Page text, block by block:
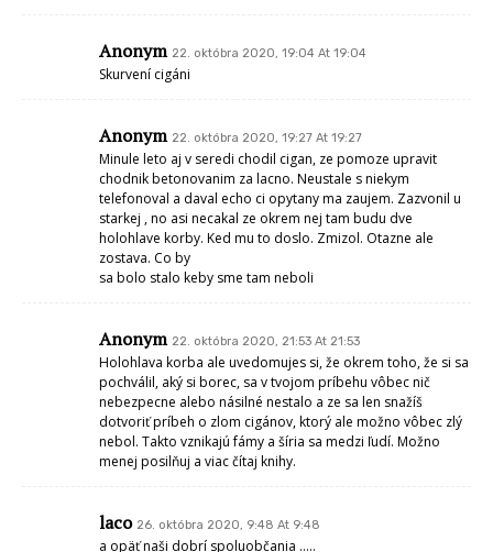
Anonym 22. októbra 2020, 19:04 At 19:04
Skurvení cigáni
Anonym 22. októbra 2020, 19:27 At 19:27
Minule leto aj v seredi chodil cigan, ze pomoze upravit
chodnik betonovanim za lacno. Neustale s niekym
telefonoval a daval echo ci opytany ma zaujem. Zazvonil u
starkej , no asi necakal ze okrem nej tam budu dve
holohlave korby. Ked mu to doslo. Zmizol. Otazne ale
zostava. Co by
sa bolo stalo keby sme tam neboli
Anonym 22. októbra 2020, 21:53 At 21:53
Holohlava korba ale uvedomujes si, že okrem toho, že si sa
pochválil, aký si borec, sa v tvojom príbehu vôbec nič
nebezpecne alebo násilné nestalo a ze sa len snažíš
dotvoriť príbeh o zlom cigánov, ktorý ale možno vôbec zlý
nebol. Takto vznikajú fámy a šíria sa medzi ľudí. Možno
menej posilňuj a viac čítaj knihy.
laco 26. októbra 2020, 9:48 At 9:48
a opäť naši dobrí spoluobčania …..